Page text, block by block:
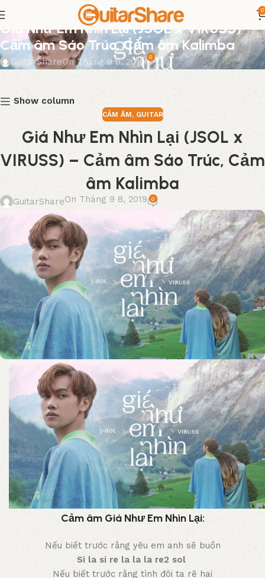
0
CẢM ÂM
Giá Như Em Nhìn Lại (JSOL x VIRUSS) –
Cảm âm Sáo Trúc, Cảm âm Kalimba
GuitarShareOn Tháng 9 8, 2019 0
Show column
CẢM ÂM, GUITAR
Giá Như Em Nhìn Lại (JSOL x
VIRUSS) – Cảm âm Sáo Trúc, Cảm
âm Kalimba
GuitarShareOn Tháng 9 8, 2019 0
Cảm âm Giá Như Em Nhìn Lại:
Nếu biết trước rằng yêu em anh sẽ buồn
Si la si re la la la re2 sol
Nếu biết trước rằng tình đôi ta rẽ hai